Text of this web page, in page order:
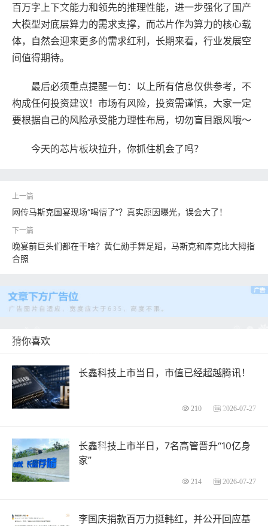
百万字上下文能力和领先的推理性能，进一步强化了国产
大模型对底层算力的需求支撑，而芯片作为算力的核心载
体，自然会迎来更多的需求红利，长期来看，行业发展空
间值得期待。
最后必须重点提醒一句：以上所有信息仅供参考，不
构成任何投资建议！市场有风险，投资需谨慎，大家一定
要根据自己的风险承受能力理性布局，切勿盲目跟风哦～
今天的芯片板块拉升，你抓住机会了吗？
网传马斯克国宴现场“喝懵了”？真实原因曝光，误会大了！
晚宴前巨头们都在干啥？黄仁勋手舞足蹈，马斯克和库克比大拇指
合照
猜你喜欢
长鑫科技上市当日，市值已经超越腾讯！
210 2026-07-27
长鑫科技上市半日，7名高管晋升“10亿身
家”
214 2026-07-27
李国庆捐款百万力挺韩红，并公开回应基